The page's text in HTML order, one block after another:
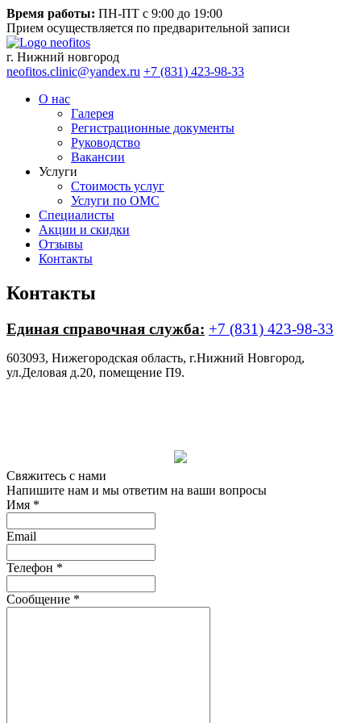
Время работы: ПН-ПТ с 9:00 до 19:00
Прием осуществляется по предварительной записи
г. Нижний новгород
neofitos.clinic@yandex.ru +7 (831) 423-98-33
О нас
Галерея
Регистрационные документы
Руководство
Вакансии
Услуги
Стоимость услуг
Услуги по ОМС
Специалисты
Акции и скидки
Отзывы
Контакты
Контакты
Единая справочная служба: +7 (831) 423-98-33
603093, Нижегородская область, г.Нижний Новгород,
ул.Деловая д.20, помещение П9.
Свяжитесь с нами
Напишите нам и мы ответим на ваши вопросы
Имя *
Email
Телефон *
Сообщение *